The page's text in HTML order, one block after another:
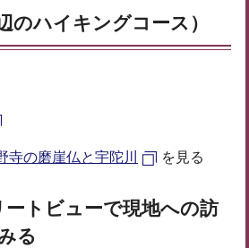
のハイキングコース）
寺の磨崖仏と宇陀川 を見る
トビューで現地への訪
る